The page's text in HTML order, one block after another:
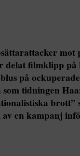
mot
delat filmklipp
på
som tidningen
en kampanj